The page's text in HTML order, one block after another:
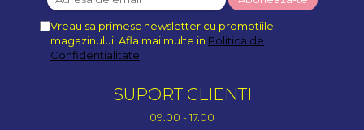
Vreau sa primesc newsletter cu promotiile
magazinului. Afla mai multe in Politica de
Confidentialitate
SUPORT CLIENTI
09.00 - 17.00